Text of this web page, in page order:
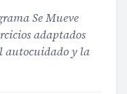
Se Mueve
adaptados
autocuidado y la